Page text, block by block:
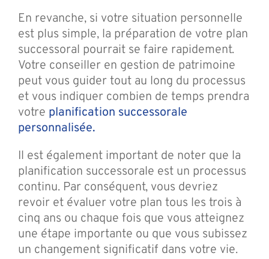
En revanche, si votre situation personnelle
est plus simple, la préparation de votre plan
successoral pourrait se faire rapidement.
Votre conseiller en gestion de patrimoine
peut vous guider tout au long du processus
et vous indiquer combien de temps prendra
votre planification successorale
personnalisée.
Il est également important de noter que la
planification successorale est un processus
continu. Par conséquent, vous devriez
revoir et évaluer votre plan tous les trois à
cinq ans ou chaque fois que vous atteignez
une étape importante ou que vous subissez
un changement significatif dans votre vie.